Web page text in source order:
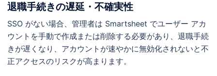
退職手続きの遅延・不確実性
SSO がない場合、管理者は Smartsheet でユーザー アカ
ウントを手動で作成または削除する必要があり、退職手続
きが遅くなり、アカウントが速やかに無効化されないと不
正アクセスのリスクが高まります。